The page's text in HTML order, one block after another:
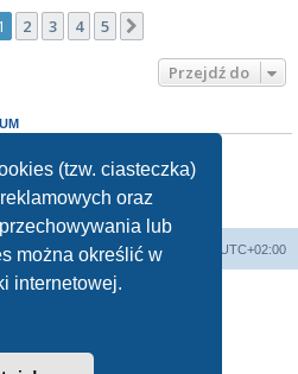
(tzw. ciasteczka)
oraz
lub
można określić w
internetowej.
2 3 4 5
Przejdź do
Strefa czasowa UTC+02:00
Analogowa